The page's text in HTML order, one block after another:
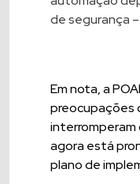
de segurança
Em nota, a
preocupações
interromperam
agora está
plano de